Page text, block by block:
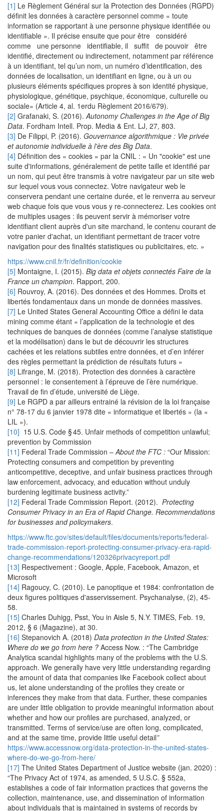
[1] Le Règlement Général sur la Protection des Données (RGPD)
définit les données à caractère personnel comme « toute
information se rapportant à une personne physique identifiée ou
identifiable ». Il précise ensuite que pour être considéré
comme une personne identifiable, il suffit de pouvoir être
identifié, directement ou indirectement, notamment par référence
à un identifiant, tel qu’un nom, un numéro d’identification, des
données de localisation, un identifiant en ligne, ou à un ou
plusieurs éléments spécifiques propres à son identité physique,
physiologique, génétique, psychique, économique, culturelle ou
sociale» (Article 4, al. 1erdu Règlement 2016/679).
[2] Grafanaki, S. (2016).Autonomy Challenges in the Age of Big
Data. Fordham Intell. Prop. Media & Ent. LJ, 27, 803.
[3] De Filippi, P. (2016). Gouvernance algorithmique : Vie privée
et autonomie individuelle à l'ère des Big Data.
[4] Définition des « cookies » par la CNIL : « Un "cookie" est une
suite d'informations, généralement de petite taille et identifié par
un nom, qui peut être transmis à votre navigateur par un site web
sur lequel vous vous connectez. Votre navigateur web le
conservera pendant une certaine durée, et le renverra au serveur
web chaque fois que vous vous y re-connecterez. Les cookies ont
de multiples usages : ils peuvent servir à mémoriser votre
identifiant client auprès d'un site marchand, le contenu courant de
votre panier d'achat, un identifiant permettant de tracer votre
navigation pour des finalités statistiques ou publicitaires, etc. »
https://www.cnil.fr/fr/definition/cookie
[5] Montaigne, I. (2015). Big data et objets connectés Faire de la
France un champion. Rapport, 200.
[6] Rouvroy, A. (2016). Des données et des Hommes. Droits et
libertés fondamentaux dans un monde de données massives.
[7] Le United States General Accounting Office a défini le data
mining comme étant « l’application de la technologie et des
techniques de banques de données (comme l’analyse statistique
et la modélisation) dans le but de découvrir les structures
cachées et les relations subtiles entre données, et d’en inférer
des règles permettant la prédiction de résultats futurs »
[8] Lifrange, M. (2018). Protection des données à caractère
personnel : le consentement à l’épreuve de l’ère numérique.
Travail de fin d’étude, université de Liège.
[9] Le RGPD a par ailleurs entrainé la révision de la loi française
n° 78-17 du 6 janvier 1978 dite « informatique et libertés » (la «
LIL »).
[10] 15 U.S. Code § 45. Unfair methods of competition unlawful;
prevention by Commission
[11] Federal Trade Commission –About the FTC : “Our Mission:
Protecting consumers and competition by preventing
anticompetitive, deceptive, and unfair business practices through
law enforcement, advocacy, and education without unduly
burdening legitimate business activity.”
[12] Federal Trade Commission Report. (2012). Protecting
Consumer Privacy in an Era of Rapid Change. Recommendations
for businesses and policymakers.
https://www.ftc.gov/sites/default/files/documents/reports/federal-
trade-commission-report-protecting-consumer-privacy-era-rapid-
change-recommendations/120326privacyreport.pdf
[13] Respectivement : Google, Apple, Facebook, Amazon, et
Microsoft
[14] Ragoucy, C. (2010). Le panoptique et 1984: confrontation de
deux figures politiques d'asservissement. Psychanalyse, (2), 45-
58.
[15] Charles Duhigg, Psst, You in Aisle 5, N.Y. TIMES, Feb. 19,
2012, § 6 (Magazine), at 30.
[16] Stepanovich A. (2018) Data protection in the United States:
Where do we go from here ? Access Now. : “The Cambridge
Analytica scandal highlights many of the problems with the U.S.
approach. We generally have very little understanding regarding
the amount of data that companies like Facebook collect about
us, let alone understanding of the profiles they create or
inferences they make from that data. Further, these companies
are under little obligation to provide meaningful information about
whether and how our profiles are purchased, analyzed, or
transmitted. Terms of service/use are often long, complicated,
and at the same time, provide little useful detail”
https://www.accessnow.org/data-protection-in-the-united-states-
where-do-we-go-from-here/
[17] The United States Department of Justice website (jan. 2020) :
“The Privacy Act of 1974, as amended, 5 U.S.C. § 552a,
establishes a code of fair information practices that governs the
collection, maintenance, use, and dissemination of information
about individuals that is maintained in systems of records by